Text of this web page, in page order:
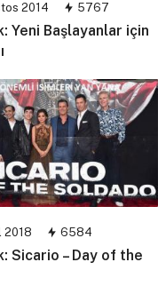
2014 5767
Yeni Başlayanlar için
2018 6584
Sicario – Day of the